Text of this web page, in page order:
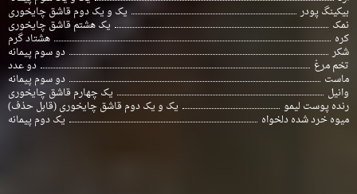
بیکینگ پودر یک و یک دوم قاشق چایخوری
نمک یک هشتم قاشق چایخوری
کره هشتاد گرم
شکر دو سوم پیمانه
تخم مرغ دو عدد
ماست دو سوم پیمانه
وانیل یک چهارم قاشق چایخوری
رنده پوست لیمو یک و یک دوم قاشق چایخوری (قابل حذف)
میوه خرد شده دلخواه یک دوم پیمانه